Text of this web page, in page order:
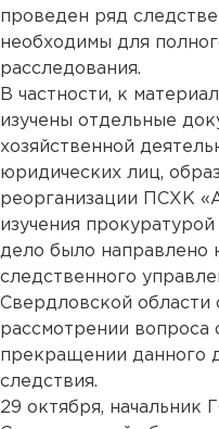
проведен ряд
необходимы для
расследования.
В частности, к
изучены отдельные
хозяйственной
юридических лиц,
реорганизации ПСХК
изучения
дело было направлено
следственного
Свердловской области
рассмотрении вопроса
прекращении данного
следствия.
29 октября, начальник